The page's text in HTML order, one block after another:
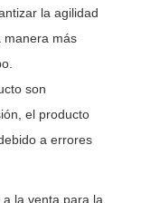
la agilidad
manera más
son
el producto
a errores